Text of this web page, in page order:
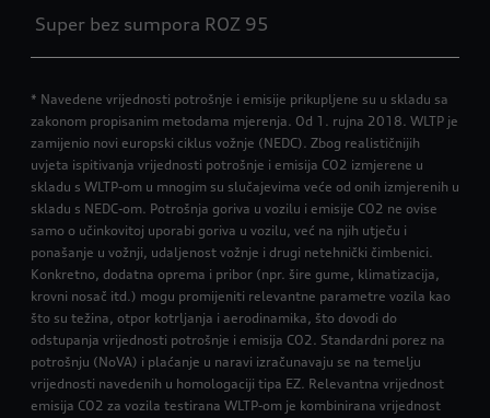
Super bez sumpora ROZ 95
* Navedene vrijednosti potrošnje i emisije prikupljene su u skladu sa
zakonom propisanim metodama mjerenja. Od 1. rujna 2018. WLTP je
zamijenio novi europski ciklus vožnje (NEDC). Zbog realističnijih
uvjeta ispitivanja vrijednosti potrošnje i emisija CO2 izmjerene u
skladu s WLTP-om u mnogim su slučajevima veće od onih izmjerenih u
skladu s NEDC-om. Potrošnja goriva u vozilu i emisije CO2 ne ovise
samo o učinkovitoj uporabi goriva u vozilu, već na njih utječu i
ponašanje u vožnji, udaljenost vožnje i drugi netehnički čimbenici.
Konkretno, dodatna oprema i pribor (npr. šire gume, klimatizacija,
krovni nosač itd.) mogu promijeniti relevantne parametre vozila kao
što su težina, otpor kotrljanja i aerodinamika, što dovodi do
odstupanja vrijednosti potrošnje i emisija CO2. Standardni porez na
potrošnju (NoVA) i plaćanje u naravi izračunavaju se na temelju
vrijednosti navedenih u homologaciji tipa EZ. Relevantna vrijednost
emisija CO2 za vozila testirana WLTP-om je kombinirana vrijednost